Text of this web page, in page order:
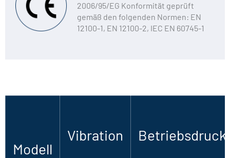
2006/95/EG Konformität geprüft
gemäß den folgenden Normen: EN
12100-1, EN 12100-2, IEC EN 60745-1
Modell
Vibration Betriebsdruck